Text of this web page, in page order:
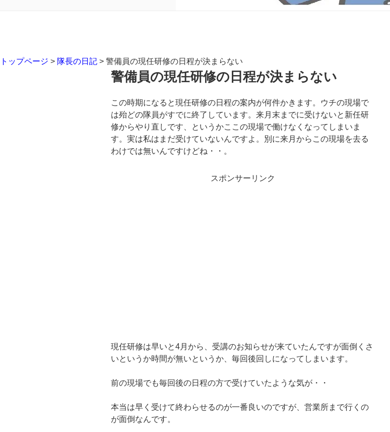
トップページ > 隊長の日記 > 警備員の現任研修の日程が決まらない
警備員の現任研修の日程が決まらない
この時期になると現任研修の日程の案内が何件かきます。ウチの現場で
は殆どの隊員がすでに終了しています。来月末までに受けないと新任研
修からやり直しです、というかここの現場で働けなくなってしまいま
す。実は私はまだ受けていないんですよ。別に来月からこの現場を去る
わけでは無いんですけどね・・。
スポンサーリンク
現任研修は早いと4月から、受講のお知らせが来ていたんですが面倒くさ
いというか時間が無いというか、毎回後回しになってしまいます。
前の現場でも毎回後の日程の方で受けていたような気が・・
本当は早く受けて終わらせるのが一番良いのですが、営業所まで行くの
が面倒なんです。